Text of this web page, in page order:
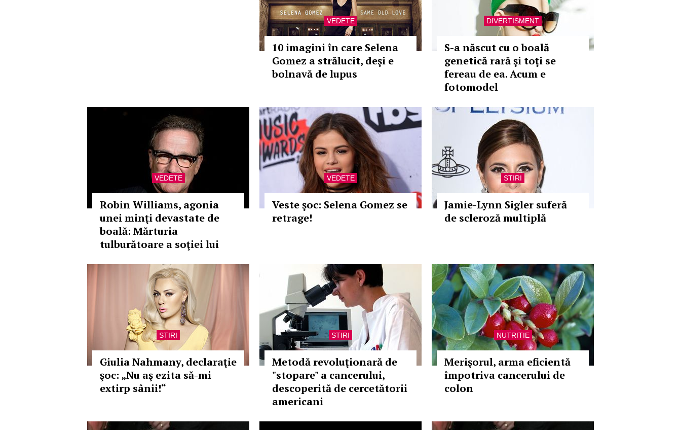
VEDETE
10 imagini în care Selena
Gomez a strălucit, deşi e
bolnavă de lupus
DIVERTISMENT
S-a născut cu o boală
genetică rară şi toţi se
fereau de ea. Acum e
fotomodel
VEDETE
Robin Williams, agonia
unei minţi devastate de
boală: Mărturia
tulburătoare a soţiei lui
VEDETE
Veste şoc: Selena Gomez se
retrage!
STIRI
Jamie-Lynn Sigler suferă
de scleroză multiplă
STIRI
Giulia Nahmany, declaraţie
şoc: „Nu aş ezita să-mi
extirp sânii!“
STIRI
Metodă revoluţionară de
"stopare" a cancerului,
descoperită de cercetătorii
americani
NUTRITIE
Merişorul, arma eficientă
împotriva cancerului de
colon